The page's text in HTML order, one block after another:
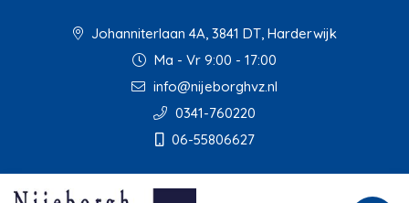
Johanniterlaan 4A, 3841 DT, Harderwijk
Ma - Vr 9:00 - 17:00
info@nijeborghvz.nl
0341-760220
06-55806627